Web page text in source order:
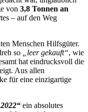
von 3,8 Tonnen an
– auf den Weg
Menschen Hilfsgüter.
so
„leer gekauft“, wie
hat eindrucksvoll die
Aus allen
für eine einzigartige
ein absolutes